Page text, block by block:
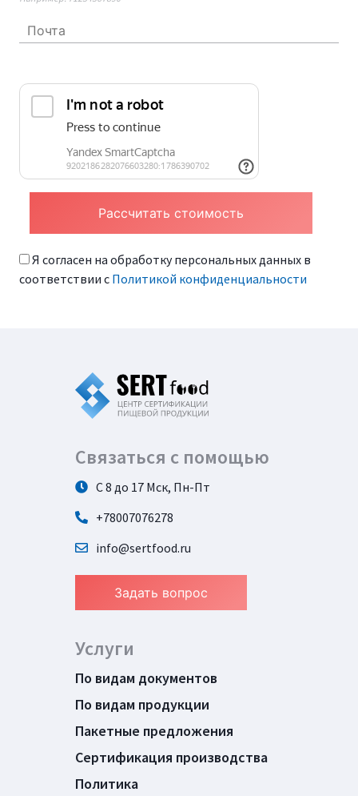
Я согласен на обработку персональных данных в
соответствии с Политикой конфиденциальности
Связаться с помощью
С 8 до 17 Мск, Пн-Пт
+78007076278
info@sertfood.ru
Задать вопрос
Услуги
По видам документов
По видам продукции
Пакетные предложения
Сертификация производства
Политика